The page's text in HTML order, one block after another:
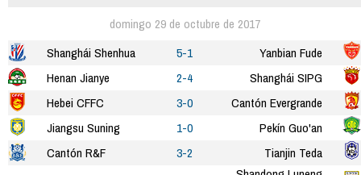
domingo 29 de octubre de 2017
Shanghái Shenhua
5-1
Yanbian Fude
Henan Jianye
2-4
Shanghái SIPG
Hebei CFFC
3-0
Cantón Evergrande
Jiangsu Suning
1-0
Pekín Guo'an
Cantón R&F
3-2
Tianjin Teda